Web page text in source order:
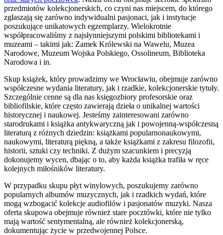
przedmiotów kolekcjonerskich, co czyni nas miejscem, do którego
zgłaszają się zarówno indywidualni pasjonaci, jak i instytucje
poszukujące unikatowych egzemplarzy. Wielokrotnie
współpracowaliśmy z najsłynniejszymi polskimi bibliotekami i
muzeami – takimi jak: Zamek Królewski na Wawelu, Muzea
Narodowe, Muzeum Wojska Polskiego, Ossolineum, Biblioteka
Narodowa i in.
Skup książek, który prowadzimy we Wrocławiu, obejmuje zarówno
współczesne wydania literatury, jak i rzadkie, kolekcjonerskie tytuły.
Szczególnie cenne są dla nas księgozbiory profesorskie oraz
bibliofilskie, które często zawierają dzieła o unikalnej wartości
historycznej i naukowej. Jesteśmy zainteresowani zarówno
starodrukami i książka antykwaryczną jak i powojenną-współczesną
literaturą z różnych dziedzin: książkami popularnonaukowymi,
naukowymi, literaturą piękną, a także książkami z zakresu filozofii,
historii, sztuki czy techniki. Z dużym szacunkiem i precyzją
dokonujemy wycen, dbając o to, aby każda książka trafiła w ręce
kolejnych miłośników literatury.
W przypadku skupu płyt winylowych, poszukujemy zarówno
popularnych albumów muzycznych, jak i rzadkich wydań, które
mogą wzbogacić kolekcje audiofilów i pasjonatów muzyki. Nasza
oferta skupowa obejmuje również stare pocztówki, które nie tylko
mają wartość sentymentalną, ale również kolekcjonerską,
dokumentując życie w przedwojennej Polsce.